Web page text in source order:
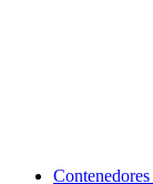
Contenedores